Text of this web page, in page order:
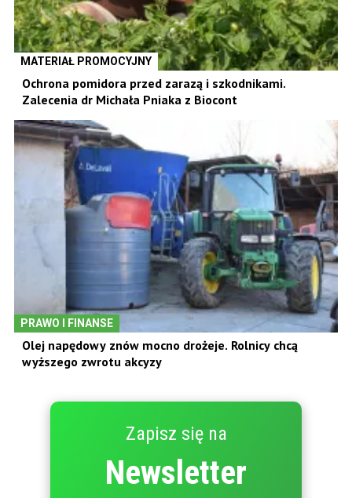
MATERIAŁ PROMOCYJNY
Ochrona pomidora przed zarazą i szkodnikami.
Zalecenia dr Michała Pniaka z Biocont
PRAWO I FINANSE
Olej napędowy znów mocno drożeje. Rolnicy chcą
wyższego zwrotu akcyzy
Zapisz się na
Newsletter